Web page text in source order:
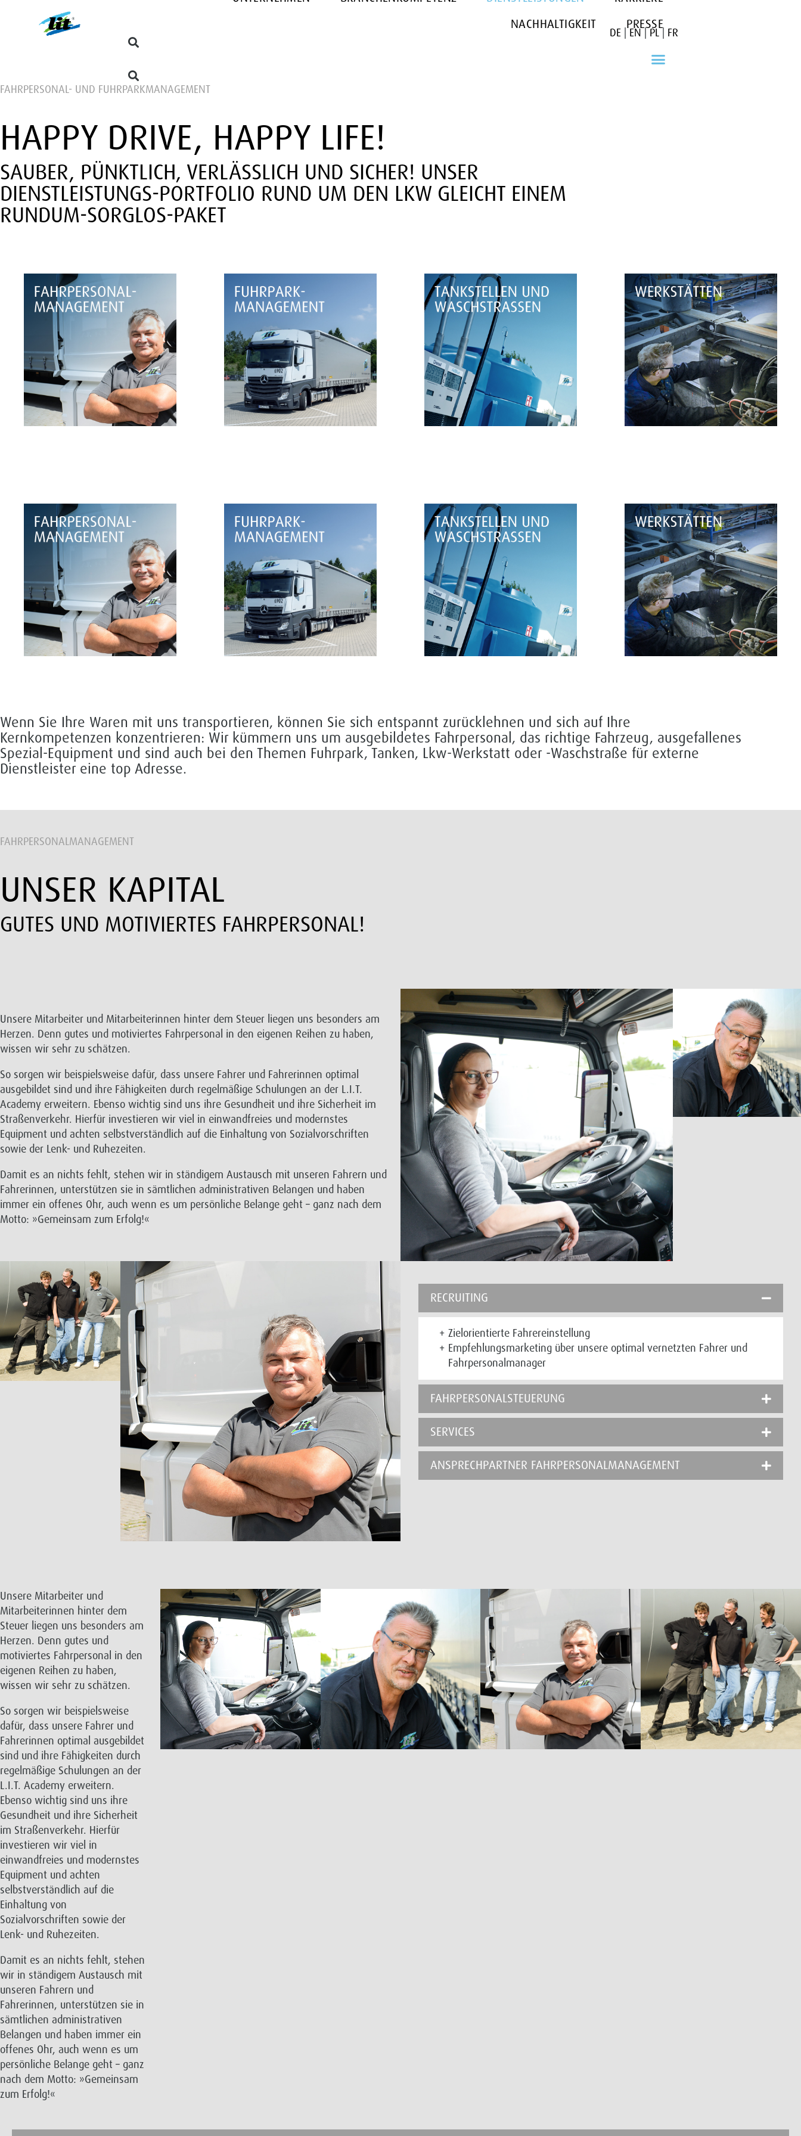
DE |EN|PL| FR
NACHHALTIGKEIT
PRESSE
FAHRPERSONAL- UND FUHRPARKMANAGEMENT
HAPPY DRIVE, HAPPY LIFE!
SAUBER, PÜNKTLICH, VERLÄSSLICH UND SICHER! UNSER
DIENSTLEISTUNGS-PORTFOLIO RUND UM DEN LKW GLEICHT EINEM
RUNDUM-SORGLOS-PAKET
Wenn Sie Ihre Waren mit uns transportieren, können Sie sich entspannt zurücklehnen und sich auf Ihre
Kernkompetenzen konzentrieren: Wir kümmern uns um ausgebildetes Fahrpersonal, das richtige Fahrzeug, ausgefallenes
Spezial-Equipment und sind auch bei den Themen Fuhrpark, Tanken, Lkw-Werkstatt oder -Waschstraße für externe
Dienstleister eine top Adresse.
FAHRPERSONALMANAGEMENT
UNSER KAPITAL
GUTES UND MOTIVIERTES FAHRPERSONAL!
Unsere Mitarbeiter und Mitarbeiterinnen hinter dem Steuer liegen uns besonders am
Herzen. Denn gutes und motiviertes Fahrpersonal in den eigenen Reihen zu haben,
wissen wir sehr zu schätzen.
So sorgen wir beispielsweise dafür, dass unsere Fahrer und Fahrerinnen optimal
ausgebildet sind und ihre Fähigkeiten durch regelmäßige Schulungen an der L.I.T.
Academy erweitern. Ebenso wichtig sind uns ihre Gesundheit und ihre Sicherheit im
Straßenverkehr. Hierfür investieren wir viel in einwandfreies und modernstes
Equipment und achten selbstverständlich auf die Einhaltung von Sozialvorschriften
sowie der Lenk- und Ruhezeiten.
Damit es an nichts fehlt, stehen wir in ständigem Austausch mit unseren Fahrern und
Fahrerinnen, unterstützen sie in sämtlichen administrativen Belangen und haben
immer ein offenes Ohr, auch wenn es um persönliche Belange geht – ganz nach dem
Motto: »Gemeinsam zum Erfolg!«
RECRUITING
Zielorientierte Fahrereinstellung
Empfehlungsmarketing über unsere optimal vernetzten Fahrer und
Fahrpersonalmanager
FAHRPERSONALSTEUERUNG
SERVICES
ANSPRECHPARTNER FAHRPERSONALMANAGEMENT
Unsere Mitarbeiter und
Mitarbeiterinnen hinter dem
Steuer liegen uns besonders am
Herzen. Denn gutes und
motiviertes Fahrpersonal in den
eigenen Reihen zu haben,
wissen wir sehr zu schätzen.
So sorgen wir beispielsweise
dafür, dass unsere Fahrer und
Fahrerinnen optimal ausgebildet
sind und ihre Fähigkeiten durch
regelmäßige Schulungen an der
L.I.T. Academy erweitern.
Ebenso wichtig sind uns ihre
Gesundheit und ihre Sicherheit
im Straßenverkehr. Hierfür
investieren wir viel in
einwandfreies und modernstes
Equipment und achten
selbstverständlich auf die
Einhaltung von
Sozialvorschriften sowie der
Lenk- und Ruhezeiten.
Damit es an nichts fehlt, stehen
wir in ständigem Austausch mit
unseren Fahrern und
Fahrerinnen, unterstützen sie in
sämtlichen administrativen
Belangen und haben immer ein
offenes Ohr, auch wenn es um
persönliche Belange geht – ganz
nach dem Motto: »Gemeinsam
zum Erfolg!«